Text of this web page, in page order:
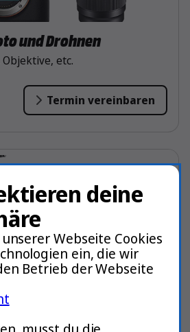
und Drohnen
etc.
Termin vereinbaren
und Sport
deine
Webseite Cookies
ein, die wir
Betrieb der Webseite